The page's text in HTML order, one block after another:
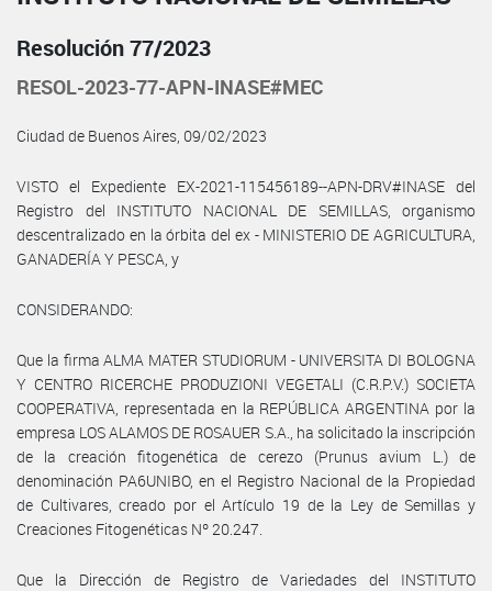
Resolución 77/2023
RESOL-2023-77-APN-INASE#MEC
Ciudad de Buenos Aires, 09/02/2023
VISTO el Expediente EX-2021-115456189--APN-DRV#INASE del
Registro del INSTITUTO NACIONAL DE SEMILLAS, organismo
descentralizado en la órbita del ex - MINISTERIO DE AGRICULTURA,
GANADERÍA Y PESCA, y
CONSIDERANDO:
Que la firma ALMA MATER STUDIORUM - UNIVERSITA DI BOLOGNA
Y CENTRO RICERCHE PRODUZIONI VEGETALI (C.R.P.V.) SOCIETA
COOPERATIVA, representada en la REPÚBLICA ARGENTINA por la
empresa LOS ALAMOS DE ROSAUER S.A., ha solicitado la inscripción
de la creación fitogenética de cerezo (Prunus avium L.) de
denominación PA6UNIBO, en el Registro Nacional de la Propiedad
de Cultivares, creado por el Artículo 19 de la Ley de Semillas y
Creaciones Fitogenéticas Nº 20.247.
Que la Dirección de Registro de Variedades del INSTITUTO